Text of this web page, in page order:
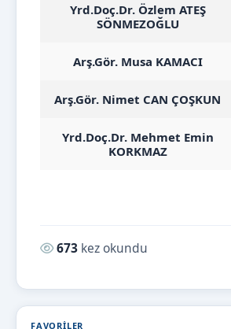
Yrd.Doç.Dr. Özlem ATEŞ
SÖNMEZOĞLU
Arş.Gör. Musa KAMACI
Arş.Gör. Nimet CAN ÇOŞKUN
Yrd.Doç.Dr. Mehmet Emin
KORKMAZ
Okunma sayısı:
673 kez okundu
FAVORILER